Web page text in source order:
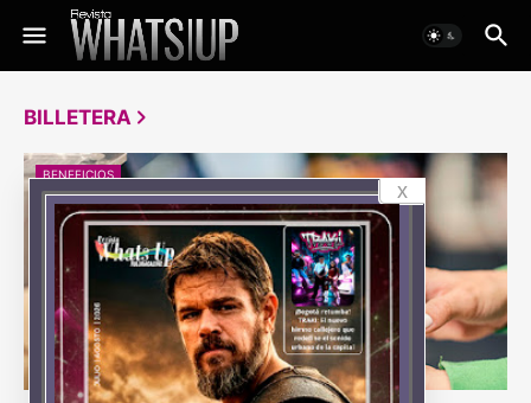
BILLETERA
BENEFICIOS
x